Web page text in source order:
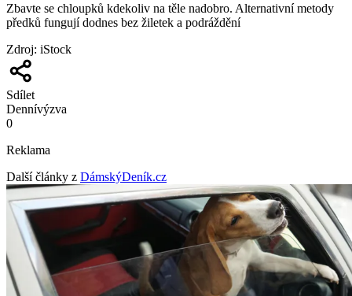
Zbavte se chloupků kdekoliv na těle nadobro. Alternativní metody
předků fungují dodnes bez žiletek a podráždění
Zdroj: iStock
Sdílet
Dennívýzva
0
Reklama
Další články z DámskýDeník.cz